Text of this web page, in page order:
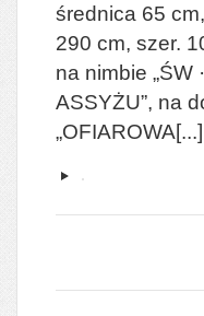
średnica 65
290 cm, szer.
na nimbie „ŚW
ASSYŻU”, na